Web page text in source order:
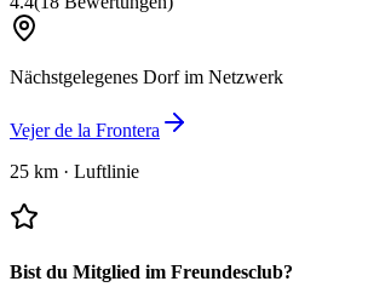
Nächstgelegenes Dorf im Netzwerk
Vejer de la Frontera
25 km · Luftlinie
Bist du Mitglied im Freundesclub?